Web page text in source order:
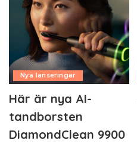
Nya lanseringar
Här är nya AI-
tandborsten
DiamondClean 9900